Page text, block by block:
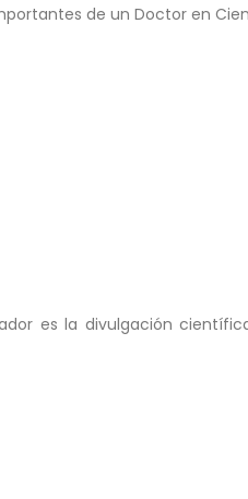
de un Doctor en
es la divulgación